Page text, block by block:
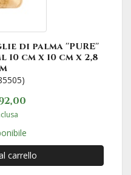
di palma ''PURE''
cm x 10 cm x 2,8
carrello